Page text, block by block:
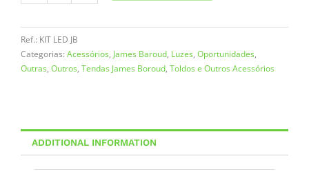
Ref.: KIT LED JB
Categorias: Acessórios, James Baroud, Luzes, Oportunidades,
Outras, Outros, Tendas James Boroud, Toldos e Outros Acessórios
ADDITIONAL INFORMATION